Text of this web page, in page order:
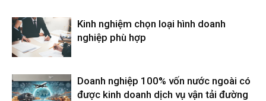
Kinh nghiệm chọn loại hình doanh
nghiệp phù hợp
Doanh nghiệp 100% vốn nước ngoài có
được kinh doanh dịch vụ vận tải đường